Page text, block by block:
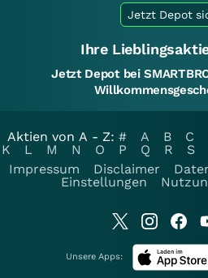
Jetzt Depot
Ihre
Jetzt Depot bei
Aktien von A - Z: # A B C
K
L M N O P Q R S
Impressum
Disclaimer
Einstellungen
Unsere Apps: